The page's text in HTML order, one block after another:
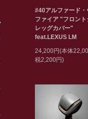
#40アルファード・
ファイア "フロント
レッグカバー"
feat.LEXUS LM
24,200円(本体
税2,200円)